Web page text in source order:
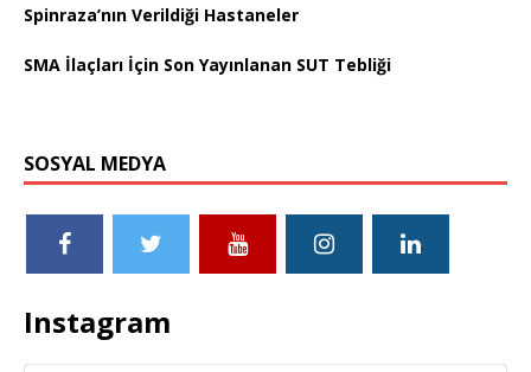
Spinraza’nın Verildiği Hastaneler
SMA İlaçları İçin Son Yayınlanan SUT Tebliği
SOSYAL MEDYA
Instagram